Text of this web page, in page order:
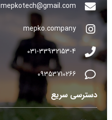
mepkotech@gmail.com
mepko.company
031-33932153-4
09353710266
دسترسی سریع